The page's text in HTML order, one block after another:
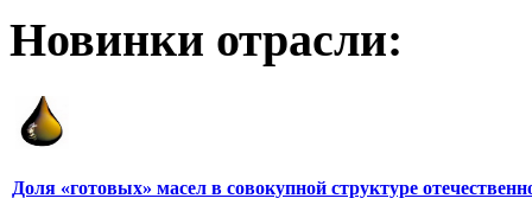
Новинки отрасли:
Доля «готовых» масел в совокупной структуре